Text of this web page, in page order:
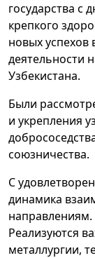
государства с
крепкого
новых успехов
деятельности
Узбекистана.
Были
и укрепления
союзничества.
С
динамика
Реализуются
металлургии,